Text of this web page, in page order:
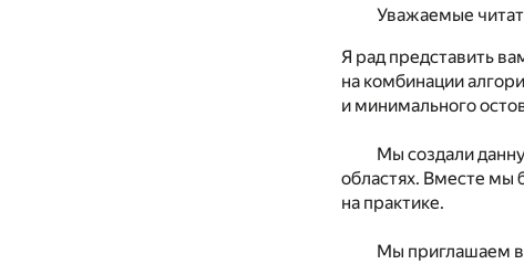
Уважаемые
Я рад представить
на комбинации
и минимального
Мы создали
областях. Вместе
на практике.
Мы приглашаем